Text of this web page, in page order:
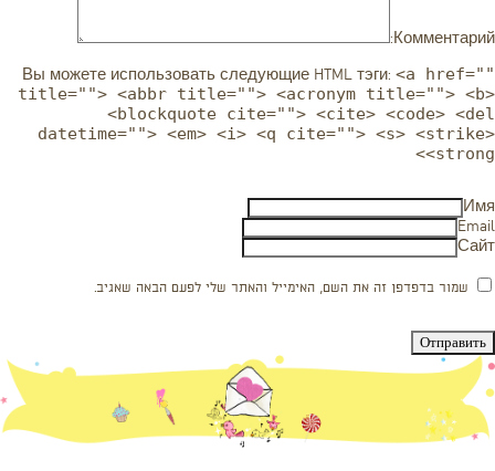
Комментарий:
Вы можете использовать следующие HTML тэги: <a href=""
title=""> <abbr title=""> <acronym title=""> <b>
<blockquote cite=""> <cite> <code> <del
datetime=""> <em> <i> <q cite=""> <s> <strike>
<strong>
Имя
Email
Сайт
שמור בדפדפן זה את השם, האימייל והאתר שלי לפעם הבאה שאגיב.